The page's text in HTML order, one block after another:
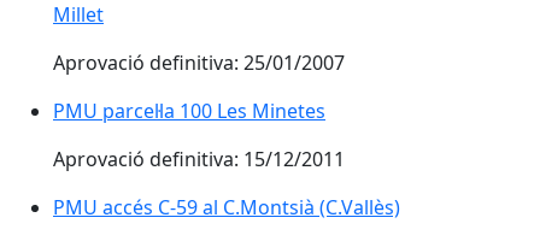
Millet
Aprovació definitiva: 25/01/2007
PMU parcel·la 100 Les Minetes
Aprovació definitiva: 15/12/2011
PMU accés C-59 al C.Montsià (C.Vallès)